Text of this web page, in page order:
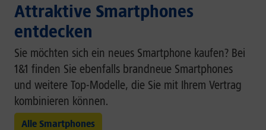
Attraktive Smartphones
entdecken
Sie möchten sich ein neues Smartphone kaufen? Bei
1&1 finden Sie ebenfalls brandneue Smartphones
und weitere Top-Modelle, die Sie mit Ihrem Vertrag
kombinieren können.
Alle Smartphones